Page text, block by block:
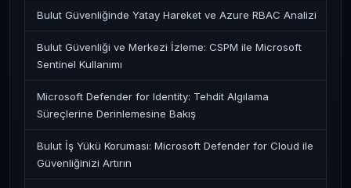
Bulut Güvenliğinde Yatay Hareket ve Azure RBAC Analizi
Bulut Güvenliği ve Merkezi İzleme: CSPM ile Microsoft
Sentinel Kullanımı
Microsoft Defender for Identity: Tehdit Algılama
Süreçlerine Derinlemesine Bakış
Bulut İş Yükü Koruması: Microsoft Defender for Cloud ile
Güvenliğinizi Artırın